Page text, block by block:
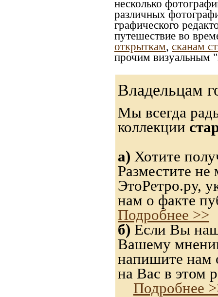
несколько
различных
графического
путешествие во
открыткам, сканам
прочим визуальным
Владельцам
Мы всегда
коллекции
а) Хотите
Разместите
ЭтоРетро.ру,
нам о факте
Подробнее >>
б) Если Вы
Вашему
напишите нам
на Вас в этом
Подробнее